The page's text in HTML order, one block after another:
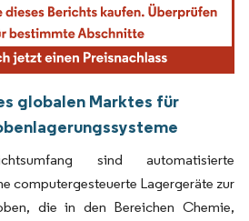
globalen Marktes für
sind automatisierte
computergesteuerte Lagergeräte zur
die in den Bereichen Chemie,